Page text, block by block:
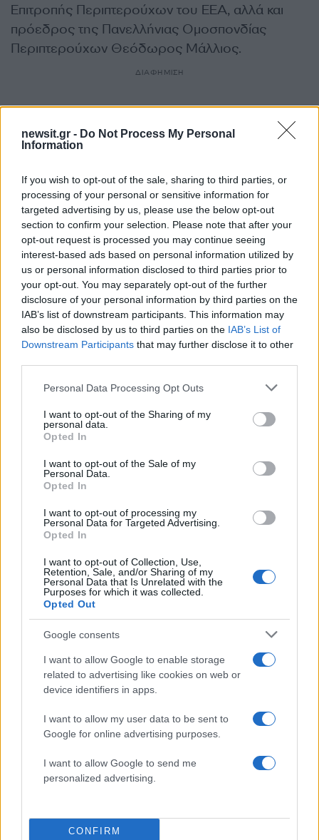
newsit.gr - Do Not Process My Personal
Information
If you wish to opt-out of the sale, sharing to third parties, or
processing of your personal or sensitive information for
targeted advertising by us, please use the below opt-out
section to confirm your selection. Please note that after your
opt-out request is processed you may continue seeing
interest-based ads based on personal information utilized by
us or personal information disclosed to third parties prior to
your opt-out. You may separately opt-out of the further
disclosure of your personal information by third parties on the
IAB’s list of downstream participants. This information may
also be disclosed by us to third parties on the IAB’s List of
Downstream Participants that may further disclose it to other
Please note that this website/app uses one or more Google
not limited to your visit or usage behaviour. You may click to
grant or deny consent to Google and its third-party tags to
use your data for below specified purposes in below Google
consent section.
Personal Data Processing Opt Outs
I want to opt-out of the Sharing of my
personal data.
Opted In
I want to opt-out of the Sale of my
Personal Data.
Opted In
I want to opt-out of processing my
Personal Data for Targeted Advertising.
Opted In
I want to opt-out of Collection, Use,
Retention, Sale, and/or Sharing of my
Personal Data that Is Unrelated with the
Purposes for which it was collected.
Opted Out
Google consents
I want to allow Google to enable storage
related to advertising like cookies on web or
device identifiers in apps.
I want to allow my user data to be sent to
Google for online advertising purposes.
I want to allow Google to send me
personalized advertising.
CONFIRM
Επιτροπής Περιπτερούχων του ΕΕΑ, αλλά και
πρόεδρος της Πανελλήνιας Ομοσπονδίας
Περιπτερούχων Θεόδωρος Μάλλιος.
ΔΙΑΦΗΜΙΣΗ
Σχόλια
Σχολίασε εδώ
2000 /2000
Όροι Χρήσης. Το site προστατεύεται από reCAPTCHA, ισχύουν
Αν τα χάσατε
Οι 6 όροι «φωτιά» του Ιράν
στις ΗΠΑ για τα Στενά του
Ορμούζ - «Ποτέ δεν θα
κάνουμε πίσω, είτε σε
διαπραγματεύσεις»
σε πισίνα